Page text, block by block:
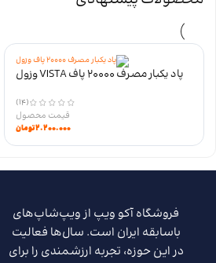
پاد یکبار مصرف 20000 پاف VISTA وزول
(14)
۲.۲۰۰.۰۰۰تومان
فروشگاه آکو ویپ از ویپ‌شاپ‌های
باسابقه ایران است. سال‌ها فعالیت
در این حوزه، تجربه ارزشمندی را برای